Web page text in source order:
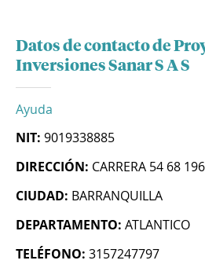
Datos de contacto de
Inversiones Sanar S A S
Ayuda
NIT: 9019338885
DIRECCIÓN: CARRERA 54 68
CIUDAD: BARRANQUILLA
DEPARTAMENTO: ATLANTICO
TELÉFONO: 3157247797